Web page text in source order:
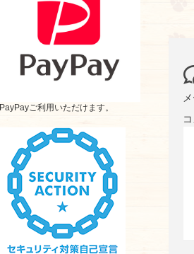
PayPayご利用いただけます。